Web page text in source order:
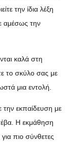
την ίδια λέξη
αμέσως την
καλά στη
το σκύλο σας με
μια εντολή.
την εκπαίδευση με
Η εκμάθηση
πιο σύνθετες